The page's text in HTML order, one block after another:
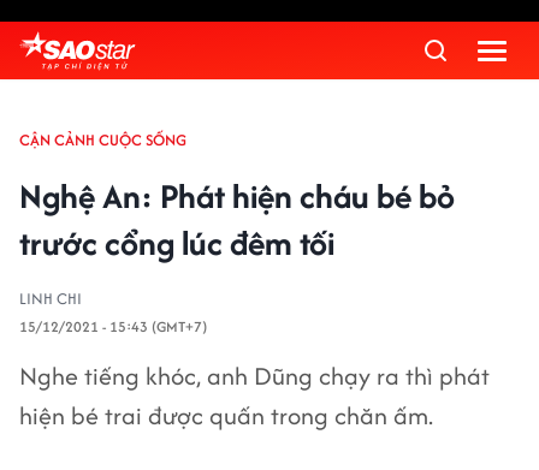
CẬN CẢNH CUỘC SỐNG
Nghệ An: Phát hiện cháu bé bỏ
trước cổng lúc đêm tối
LINH CHI
15/12/2021 - 15:43 (GMT+7)
Nghe tiếng khóc, anh Dũng chạy ra thì phát
hiện bé trai được quấn trong chăn ấm.